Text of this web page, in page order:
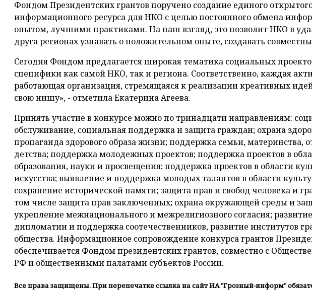
Фондом Президентских грантов поручено создание единого
информационного ресурса для НКО с целью постоянного обмена
опытом, лучшими практиками. На наш взгляд, это позволит НКО в
друга регионах узнавать о положительном опыте, создавать
Сегодня Фондом предлагается широкая тематика социальных
специфики как самой НКО, так и региона. Соответственно, каждая
работающая организация, стремящаяся к реализации креативных
свою нишу», - отметила Екатерина Агеева.
Принять участие в конкурсе можно по тринадцати направлениям:
обслуживание, социальная поддержка и защита граждан; охрана
пропаганда здорового образа жизни; поддержка семьи, материнства,
детства; поддержка молодежных проектов; поддержка проектов в
образования, науки и просвещения; поддержка проектов в области
искусства; выявление и поддержка молодых талантов в области
сохранение исторической памяти; защита прав и свобод человека и
том числе защита прав заключенных; охрана окружающей среды и
укрепление межнационального и межрелигиозного согласия;
дипломатии и поддержка соотечественников, развитие институтов
общества. Информационное сопровождение конкурса грантов
обеспечивается Фондом президентских грантов, совместно с
РФ и общественными палатами субъектов России.
Все права защищены. При перепечатке ссылка на сайт ИА "Грозный-информ"